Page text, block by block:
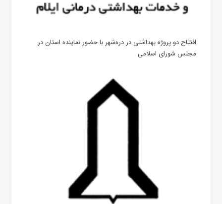
افتتاح دو پروژه بهداشتی در دره‌شهر با حضور نماینده استان در
مجلس شورای اسلامی